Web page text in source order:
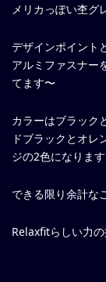
メリカっぽい杢グ
デザインポイント
アルミファスナー
てます〜
カラーはブラック
ドブラックとオレ
ジの2色になります
できる限り余計な
Relaxfitらしい力